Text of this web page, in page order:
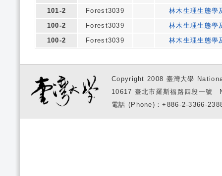
101-2
Forest3039
林木生理生態學
100-2
Forest3039
林木生理生態學
100-2
Forest3039 林木生理生態學
Copyright 2008 臺灣大學
10617 臺北市羅斯福路四段一
電話 (Phone)：+886-2-3366-